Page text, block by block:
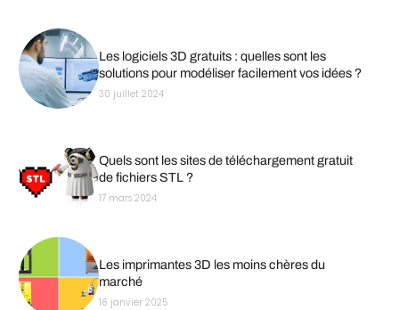
Les logiciels 3D gratuits : quelles sont les
solutions pour modéliser facilement vos idées ?
30 juillet 2024
Quels sont les sites de téléchargement gratuit
de fichiers STL ?
17 mars 2024
Les imprimantes 3D les moins chères du
marché
16 janvier 2025